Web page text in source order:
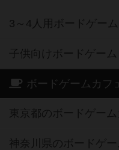
3～4人用ボードゲー
子供向けボードゲー
ボードゲームカフ
東京都のボードゲーム
神奈川県のボードゲー